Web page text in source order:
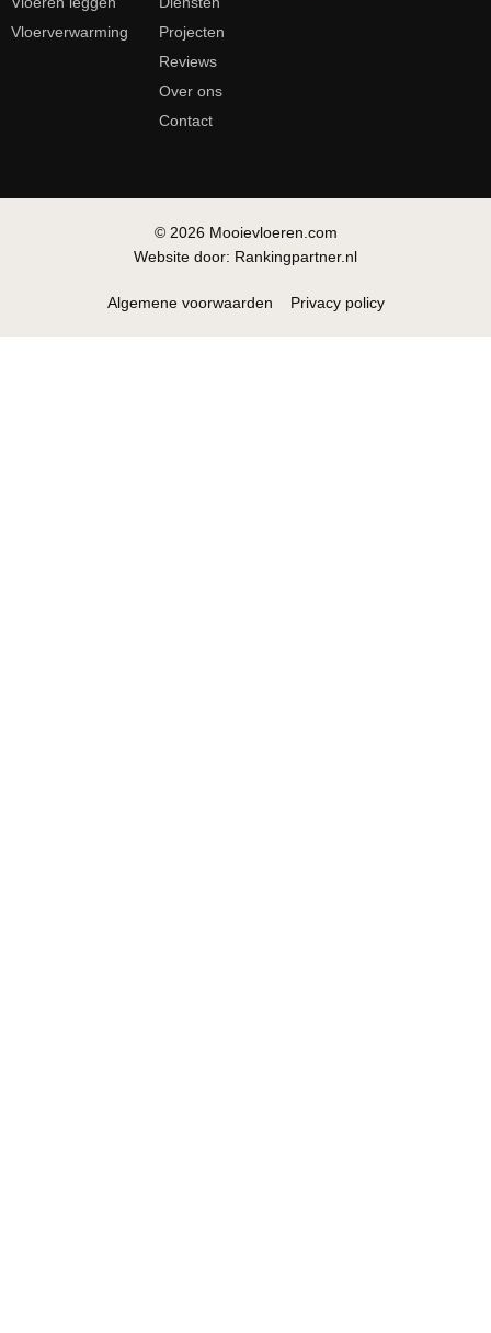
Vloerverwarming
Projecten
Reviews
Over ons
Contact
© 2026 Mooievloeren.com
Website door: Rankingpartner.nl
Algemene voorwaarden Privacy policy